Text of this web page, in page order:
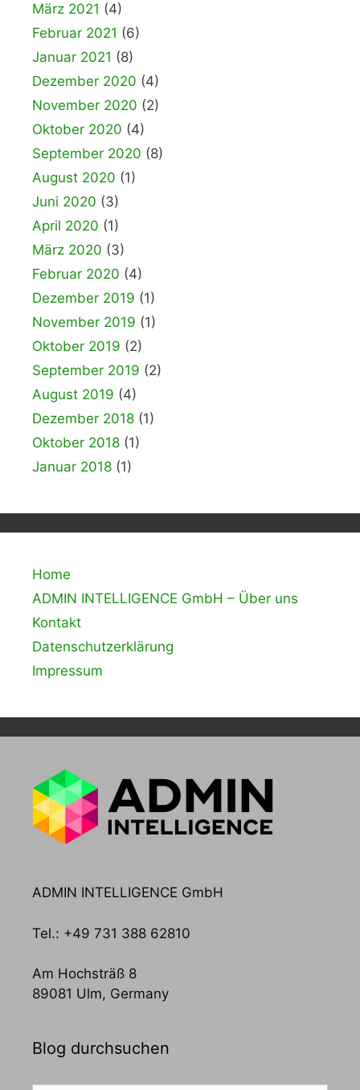
März 2021 (4)
Februar 2021 (6)
Januar 2021 (8)
Dezember 2020 (4)
November 2020 (2)
Oktober 2020 (4)
September 2020 (8)
August 2020 (1)
Juni 2020 (3)
April 2020 (1)
März 2020 (3)
Februar 2020 (4)
Dezember 2019 (1)
November 2019 (1)
Oktober 2019 (2)
September 2019 (2)
August 2019 (4)
Dezember 2018 (1)
Oktober 2018 (1)
Januar 2018 (1)
Home
ADMIN INTELLIGENCE GmbH – Über uns
Kontakt
Datenschutzerklärung
Impressum
ADMIN INTELLIGENCE GmbH
Tel.: +49 731 388 62810
Am Hochsträß 8
89081 Ulm, Germany
Blog durchsuchen